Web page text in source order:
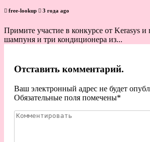
free-lookup 3 года ago
Примите участие в конкурсе от Kerasys и
шампуня и три кондиционера из...
Отставить комментарий.
Ваш электронный адрес не будет
Обязательные поля помечены*